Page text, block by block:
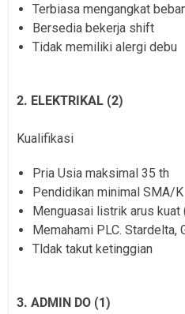
Terbiasa mengangkat
Bersedia bekerja shift
Tidak memiliki alergi debu
2. ELEKTRIKAL (2)
Kualifikasi
Pria Usia maksimal 35 th
Pendidikan minimal SMA/K
Menguasai listrik arus kuat
Memahami PLC. Stardelta,
Tldak takut ketinggian
3. ADMIN DO (1)